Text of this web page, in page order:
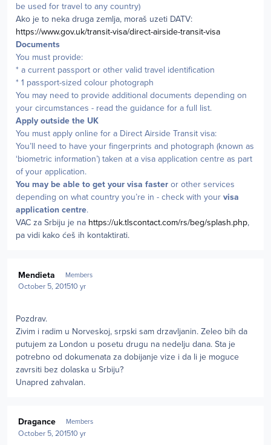
be used for travel to any country)
Ako je to neka druga zemlja, moraš uzeti DATV:
https://www.gov.uk/transit-visa/direct-airside-transit-visa
Documents
You must provide:
* a current passport or other valid travel identification
* 1 passport-sized colour photograph
You may need to provide additional documents depending on
your circumstances - read the guidance for a full list.
Apply outside the UK
You must apply online for a Direct Airside Transit visa:
You’ll need to have your fingerprints and photograph (known as
‘biometric information’) taken at a visa application centre as part
of your application.
You may be able to get your visa faster or other services
depending on what country you’re in - check with your visa
application centre.
VAC za Srbiju je na https://uk.tlscontact.com/rs/beg/splash.php,
pa vidi kako ćeš ih kontaktirati.
Mendieta Members
October 5, 201510 yr
Pozdrav.
Zivim i radim u Norveskoj, srpski sam drzavljanin. Zeleo bih da
putujem za London u posetu drugu na nedelju dana. Sta je
potrebno od dokumenata za dobijanje vize i da li je moguce
zavrsiti bez dolaska u Srbiju?
Unapred zahvalan.
Dragance Members
October 5, 201510 yr